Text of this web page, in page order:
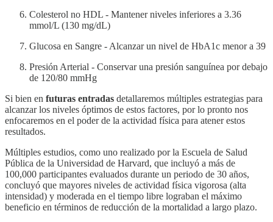
Colesterol no HDL - Mantener niveles inferiores a 3.36
mmol/L (130 mg/dL)
Glucosa en Sangre - Alcanzar un nivel de HbA1c menor a 39
Presión Arterial - Conservar una presión sanguínea por debajo
de 120/80 mmHg
Si bien en futuras entradas detallaremos múltiples estrategias para
alcanzar los niveles óptimos de estos factores, por lo pronto nos
enfocaremos en el poder de la actividad física para atener estos
resultados.
Múltiples estudios, como uno realizado por la Escuela de Salud
Pública de la Universidad de Harvard, que incluyó a más de
100,000 participantes evaluados durante un periodo de 30 años,
concluyó que mayores niveles de actividad física vigorosa (alta
intensidad) y moderada en el tiempo libre lograban el máximo
beneficio en términos de reducción de la mortalidad a largo plazo.